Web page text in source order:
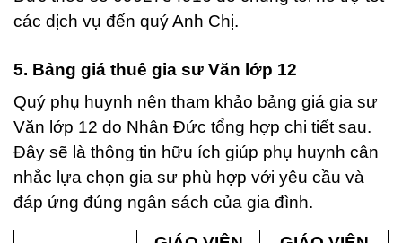
các dịch vụ đến quý Anh Chị.
5. Bảng giá thuê gia sư Văn lớp 12
Quý phụ huynh nên tham khảo bảng giá gia sư
Văn lớp 12 do Nhân Đức tổng hợp chi tiết sau.
Đây sẽ là thông tin hữu ích giúp phụ huynh cân
nhắc lựa chọn gia sư phù hợp với yêu cầu và
đáp ứng đúng ngân sách của gia đình.